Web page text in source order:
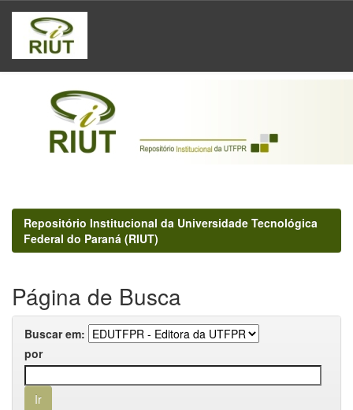
Skip
navigation
Repositório Institucional da Universidade Tecnológica
Federal do Paraná (RIUT)
Página de Busca
Buscar em:
por